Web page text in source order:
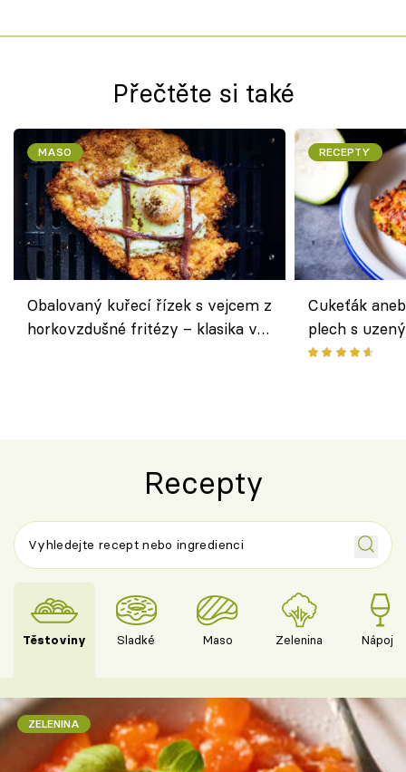
Přečtěte si také
MASO
Obalovaný kuřecí řízek s vejcem z
horkovzdušné fritézy – klasika v
RECEPTY
Cukeťák
plech s
způsob, jak
Recepty
Těstoviny Sladké Maso Zelenina Nápoje
ZELENINA